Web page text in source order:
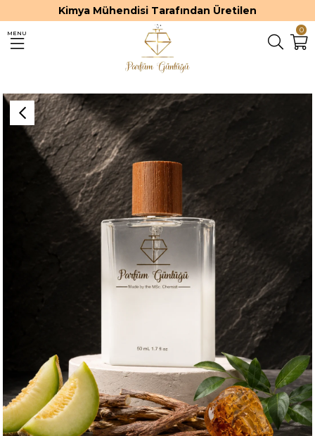
Kimya Mühendisi Tarafından Üretilen
0
MENU